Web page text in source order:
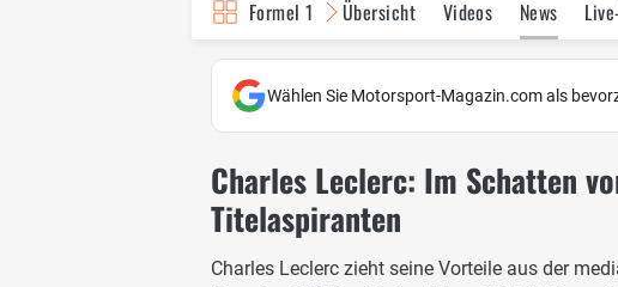
Formel 1 Übersicht Videos News
Fahrer & Teams
Bilder
Wählen Sie Motorsport-Magazin.com als
Charles Leclerc: Im Schatten
Titelaspiranten
Charles Leclerc zieht seine Vorteile aus der